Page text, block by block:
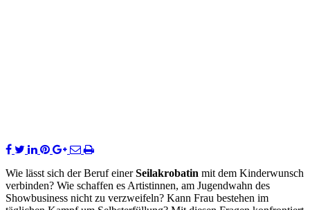
Wie lässt sich der Beruf einerSeilakrobatin mit dem Kinderwunsch
verbinden? Wie schaffen es Artistinnen, am Jugendwahn des
Showbusiness nicht zu verzweifeln? Kann Frau bestehen im